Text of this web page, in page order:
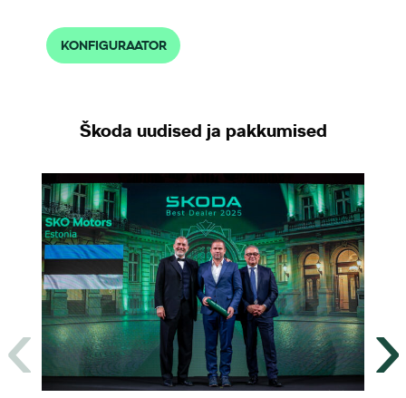
KONFIGURAATOR
Škoda uudised ja pakkumised